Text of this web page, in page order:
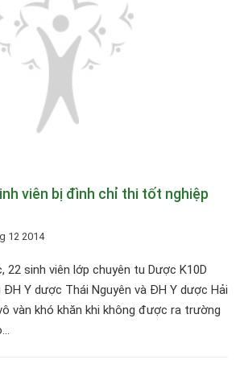
viên bị đình chỉ thi tốt nghiệp
12 2014
22 sinh viên lớp chuyên tu Dược K10D
Y dược Thái Nguyên và ĐH Y dược Hải
vàn khó khăn khi không được ra trường